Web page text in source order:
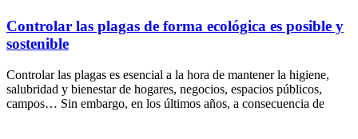
Controlar las plagas de forma ecológica es posible y
sostenible
Controlar las plagas es esencial a la hora de mantener la higiene,
salubridad y bienestar de hogares, negocios, espacios públicos,
campos… Sin embargo, en los últimos años, a consecuencia de